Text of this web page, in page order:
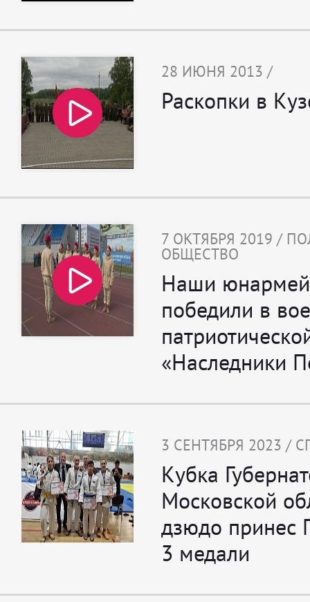
28 ИЮНЯ 2013 /
Раскопки в
7 ОКТЯБРЯ 2019 /
ОБЩЕСТВО
Наши
победили в
«Наследники
3 СЕНТЯБРЯ 2023 /
Кубка
Московской
дзюдо принес
3 медали